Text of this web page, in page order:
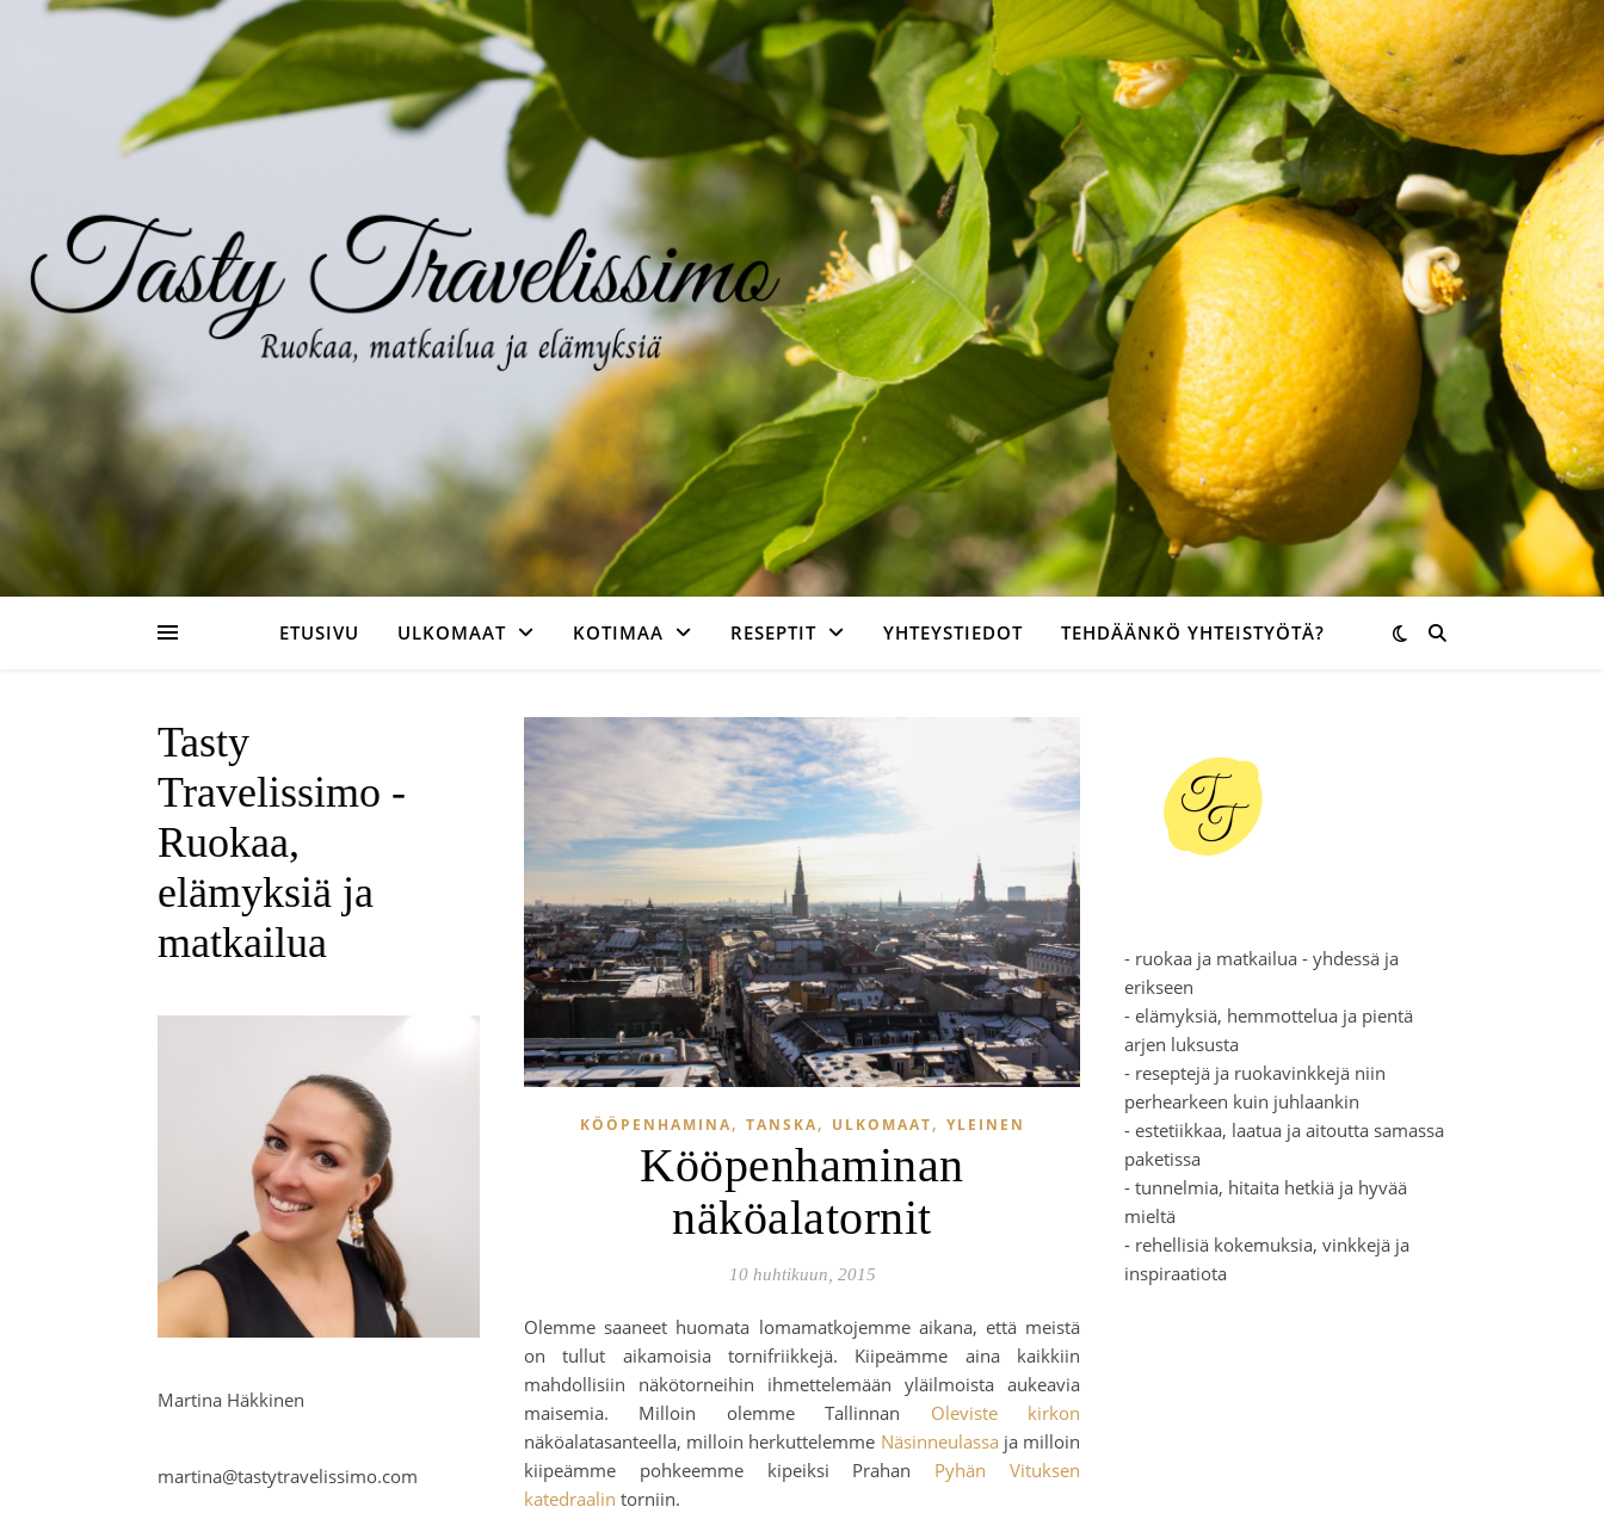
ETUSIVU ULKOMAAT KOTIMAA RESEPTIT YHTEYSTIEDOT TEHDÄÄNKÖ YHTEISTYÖTÄ?
Tasty
Travelissimo -
Ruokaa,
elämyksiä ja
matkailua
Martina Häkkinen
martina@tastytravelissimo.com
KÖÖPENHAMINA, TANSKA, ULKOMAAT, YLEINEN
Kööpenhaminan
näköalatornit
10 huhtikuun, 2015
Olemme saaneet huomata lomamatkojemme aikana, että meistä
on tullut aikamoisia tornifriikkejä. Kiipeämme aina kaikkiin
mahdollisiin näkötorneihin ihmettelemään yläilmoista aukeavia
maisemia. Milloin olemme Tallinnan Oleviste kirkon
näköalatasanteella, milloin herkuttelemme Näsinneulassa ja milloin
kiipeämme pohkeemme kipeiksi Prahan Pyhän Vituksen
katedraalin torniin.
- ruokaa ja matkailua - yhdessä ja
erikseen
- elämyksiä, hemmottelua ja pientä
arjen luksusta
- reseptejä ja ruokavinkkejä niin
perhearkeen kuin juhlaankin
- estetiikkaa, laatua ja aitoutta samassa
paketissa
- tunnelmia, hitaita hetkiä ja hyvää
mieltä
- rehellisiä kokemuksia, vinkkejä ja
inspiraatiota